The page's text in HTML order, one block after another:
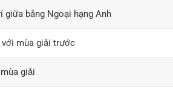
giữa bảng Ngoại hạng Anh
với mùa giải trước
giải